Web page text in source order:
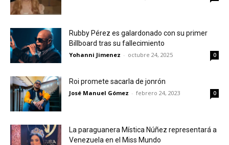
Rubby Pérez es galardonado con su primer
Billboard tras su fallecimiento
Yohanni Jimenez - octubre 24, 2025 0
Roi promete sacarla de jonrón
José Manuel Gómez - febrero 24, 2023 0
La paraguanera Mística Núñez representará a
Venezuela en el Miss Mundo